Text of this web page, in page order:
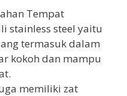
Tempat
stainless steel yaitu
termasuk dalam
kokoh dan mampu
memiliki zat